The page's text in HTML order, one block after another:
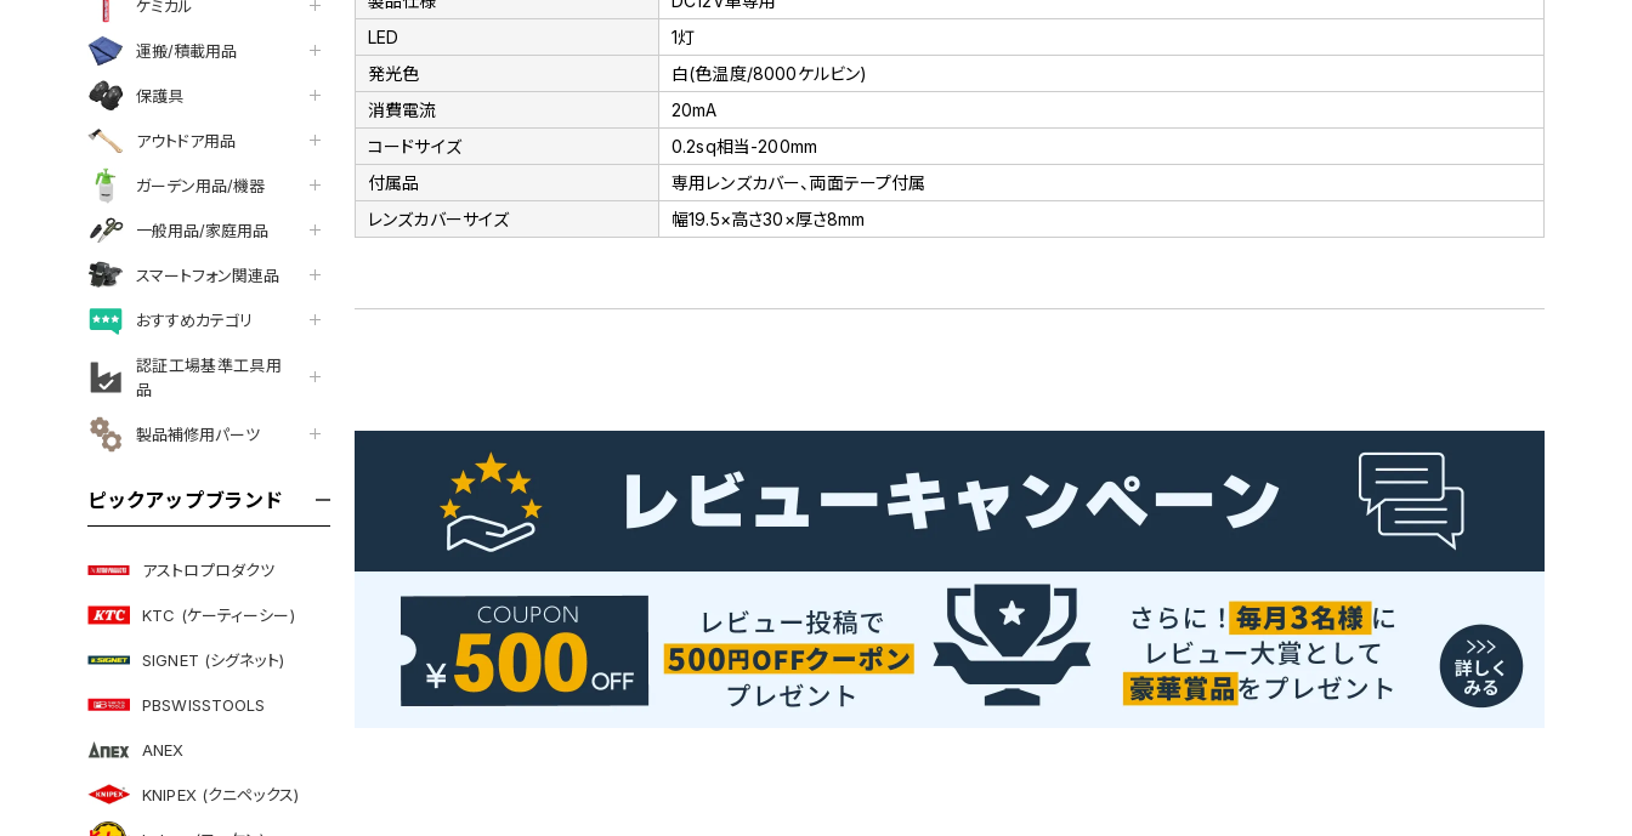
ケミカル
運搬/積載用品
保護具
アウトドア用品
ガーデン用品/機器
一般用品/家庭用品
スマートフォン関連品
おすすめカテゴリ
認証工場基準工具用
品
製品補修用パーツ
ピックアップブランド
アストロプロダクツ
KTC (ケーティーシー)
SIGNET (シグネット)
PBSWISSTOOLS
ANEX
KNIPEX (クニペックス)
LED
1灯
発光色
白(色温度/8000ケルビン)
消費電流
20mA
コードサイズ
0.2sq相当-200mm
付属品
専用レンズカバー、両面テープ付属
レンズカバーサイズ
幅19.5×高さ30×厚さ8mm